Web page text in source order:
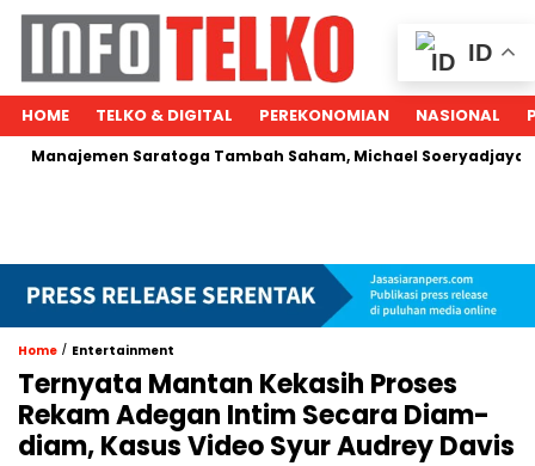
HOME TELKO & DIGITAL PEREKONOMIAN NASIONAL
Saratoga Tambah Saham, Michael Soeryadjaya
Home / Entertainment
Ternyata Mantan Kekasih Proses
Rekam Adegan Intim Secara Diam-
diam, Kasus Video Syur Audrey Davis
ID